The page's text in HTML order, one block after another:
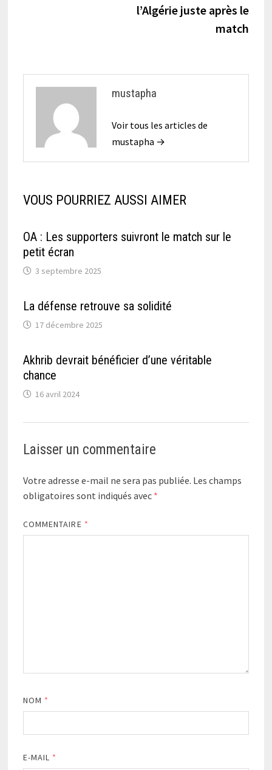
l’Algérie juste après le
match
mustapha
Voir tous les articles de
mustapha →
VOUS POURRIEZ AUSSI AIMER
OA : Les supporters suivront le match sur le
petit écran
3 septembre 2025
La défense retrouve sa solidité
17 décembre 2025
Akhrib devrait bénéficier d’une véritable
chance
16 avril 2024
Laisser un commentaire
Votre adresse e-mail ne sera pas publiée. Les champs
obligatoires sont indiqués avec *
COMMENTAIRE *
NOM *
E-MAIL *